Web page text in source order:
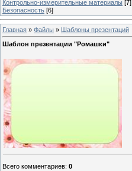
Контрольно-измерительные материалы [7]
Безопасность [6]
Главная » Файлы » Шаблоны презентаций
Шаблон презентации "Ромашки"
Всего комментариев: 0